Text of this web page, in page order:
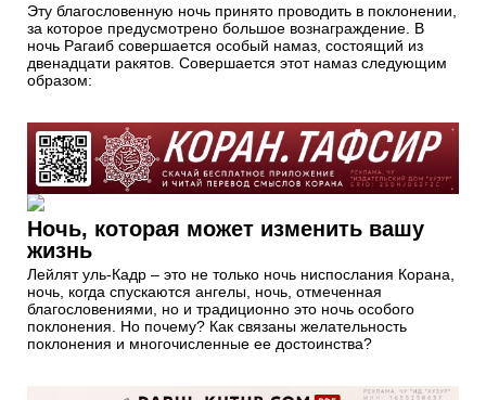
Эту благословенную ночь принято проводить в поклонении,
за которое предусмотрено большое вознаграждение. В
ночь Рагаиб совершается особый намаз, состоящий из
двенадцати ракятов. Совершается этот намаз следующим
образом:
Ночь, которая может изменить вашу
жизнь
Лейлят уль-Кадр – это не только ночь ниспослания Корана,
ночь, когда спускаются ангелы, ночь, отмеченная
благословениями, но и традиционно это ночь особого
поклонения. Но почему? Как связаны желательность
поклонения и многочисленные ее достоинства?